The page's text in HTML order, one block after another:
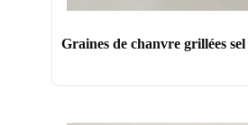
Graines de chanvre grillées